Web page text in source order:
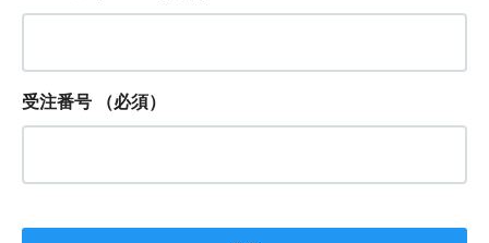
受注番号 （必須）